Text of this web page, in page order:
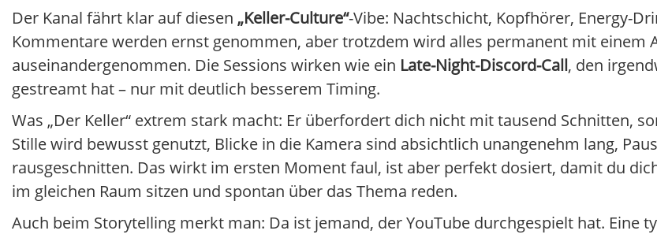
Der Kanal fährt klar auf diesen „Keller-Culture“-Vibe: Nachtschicht, Kopfhörer, Energy-
Kommentare werden ernst genommen, aber trotzdem wird alles permanent mit einem
auseinandergenommen. Die Sessions wirken wie ein Late-Night-Discord-Call, den
gestreamt hat – nur mit deutlich besserem Timing.
Was „Der Keller“ extrem stark macht: Er überfordert dich nicht mit tausend Schnitten,
Stille wird bewusst genutzt, Blicke in die Kamera sind absichtlich unangenehm lang,
rausgeschnitten. Das wirkt im ersten Moment faul, ist aber perfekt dosiert, damit du
im gleichen Raum sitzen und spontan über das Thema reden.
Auch beim Storytelling merkt man: Da ist jemand, der YouTube durchgespielt hat. Eine